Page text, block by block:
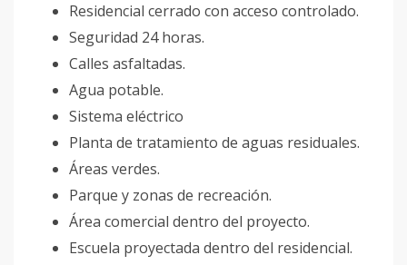
Residencial cerrado con acceso controlado.
Seguridad 24 horas.
Calles asfaltadas.
Agua potable.
Sistema eléctrico
Planta de tratamiento de aguas residuales.
Áreas verdes.
Parque y zonas de recreación.
Área comercial dentro del proyecto.
Escuela proyectada dentro del residencial.